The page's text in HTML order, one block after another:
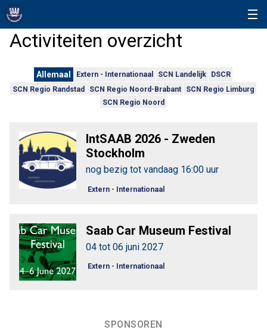
Activiteiten overzicht
Allemaal Extern - Internationaal SCN Landelijk
DSCR
SCN Regio Randstad
SCN Regio Noord-Brabant
SCN Regio Limburg
SCN Regio Noord
IntSAAB 2026 - Zweden
Stockholm
nog bezig tot vandaag 16:00 uur
Extern - Internationaal
Saab Car Museum Festival
04 tot 06 juni 2027
Extern - Internationaal
SPONSOREN